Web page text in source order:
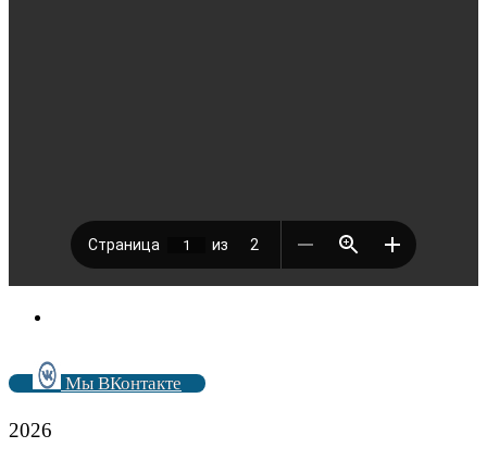
Мы ВКонтакте
2026